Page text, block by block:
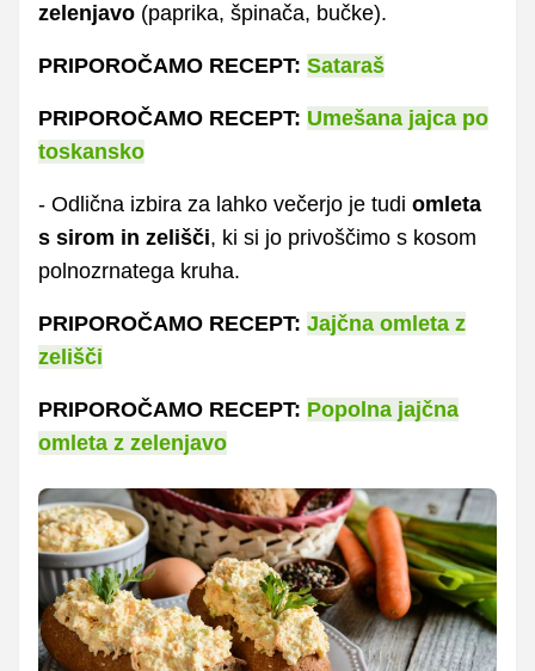
zelenjavo (paprika, špinača, bučke).
PRIPOROČAMO RECEPT: Sataraš
PRIPOROČAMO RECEPT: Umešana jajca po
toskansko
- Odlična izbira za lahko večerjo je tudi omleta
s sirom in zelišči, ki si jo privoščimo s kosom
polnozrnatega kruha.
PRIPOROČAMO RECEPT: Jajčna omleta z
zelišči
PRIPOROČAMO RECEPT: Popolna jajčna
omleta z zelenjavo